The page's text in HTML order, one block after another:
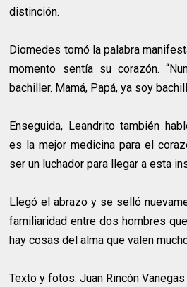
distinción.
Diomedes tomó la palabra
momento sentía su corazón.
bachiller. Mamá, Papá, ya soy
Enseguida, Leandrito también
es la mejor medicina para el
ser un luchador para llegar a esta
Llegó el abrazo y se selló
familiaridad entre dos hombres
hay cosas del alma que valen
Texto y fotos: Juan Rincón